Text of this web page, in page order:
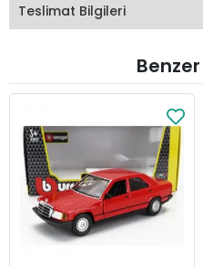
Teslimat Bilgileri